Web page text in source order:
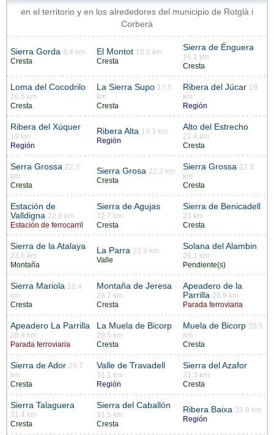
en el territorio y en los alrededores del municipio de Rotglà i
Corberà
Sierra Gorda 8.4 km
Cresta
El Montot 10.6 km
Cresta
Sierra de Énguera
16.1 km
Cresta
Loma del Cocodrilo
16.5 km
Cresta
La Sierra Supo 17.5
km
Cresta
Ribera del Júcar 19
km
Región
Ribera del Xúquer
19 km
Región
Ribera Alta 19.3 km
Región
Alto del Estrecho
21.4 km
Cresta
Serra Grossa 22.3
km
Cresta
Sierra Grosa 22.3 km
Cresta
Sierra Grossa 22.3
km
Cresta
Estación de
Valldigna 22.6 km
Estación de ferrocarril
Sierra de Agujas
22.7 km
Cresta
Sierra de Benicadell
23 km
Cresta
Sierra de la Atalaya
23.5 km
Montaña
La Parra 23.9 km
Valle
Solana del Alambin
26.1 km
Pendiente(s)
Sierra Mariola 28.4
km
Cresta
Montaña de Jeresa
28.7 km
Cresta
Apeadero de la
Parrilla 28.9 km
Parada ferroviaria
Apeadero La Parrilla
28.9 km
Parada ferroviaria
La Muela de Bicorp
29.5 km
Cresta
Muela de Bicorp 29.5
km
Cresta
Sierra de Ador 29.7
km
Cresta
Valle de Travadell
31.1 km
Región
Sierra del Azafor
31.3 km
Cresta
Sierra Talaguera
31.4 km
Cresta
Sierra del Caballón
31.5 km
Cresta
Ribera Baixa 33.9 km
Región